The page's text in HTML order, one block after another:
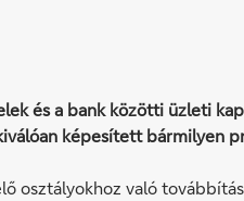
és a bank közötti üzleti
képesített bármilyen
osztályokhoz való